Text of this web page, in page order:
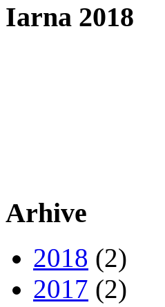
Iarna 2018
Arhive
2018 (2)
2017 (2)